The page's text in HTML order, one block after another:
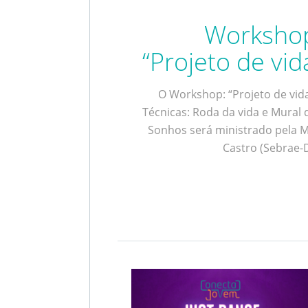
“Projeto de
O Workshop: “Projeto de
Técnicas: Roda da vida e Mural
Sonhos será ministrado pela
Castro (Sebrae-